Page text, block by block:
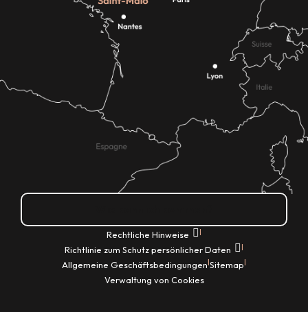
Rechtliche Hinweise |
Richtlinie zum Schutz persönlicher Daten |
Allgemeine Geschäftsbedingungen|Sitemap|
Verwaltung von Cookies